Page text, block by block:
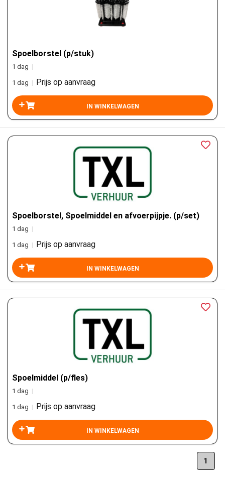
Spoelborstel (p/stuk)
1 dag |
1 dag | Prijs op aanvraag
Spoelborstel, Spoelmiddel en afvoerpijpje. (p/set)
1 dag |
1 dag | Prijs op aanvraag
Spoelmiddel (p/fles)
1 dag |
1 dag | Prijs op aanvraag
1